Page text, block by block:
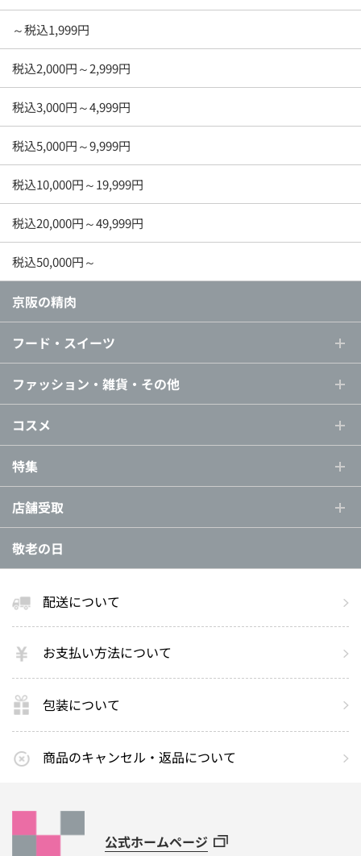
～税込1,999円
税込2,000円～2,999円
税込3,000円～4,999円
税込5,000円～9,999円
税込10,000円～19,999円
税込20,000円～49,999円
税込50,000円～
京阪の精肉
フード・スイーツ
ファッション・雑貨・その他
コスメ
特集
店舗受取
敬老の日
配送について
お支払い方法について
包装について
商品のキャンセル・返品について
公式ホームページ